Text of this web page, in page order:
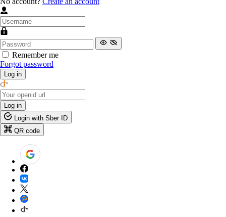
Remember me
Forgot password
Log in
Log in
Login with Sber ID
QR code